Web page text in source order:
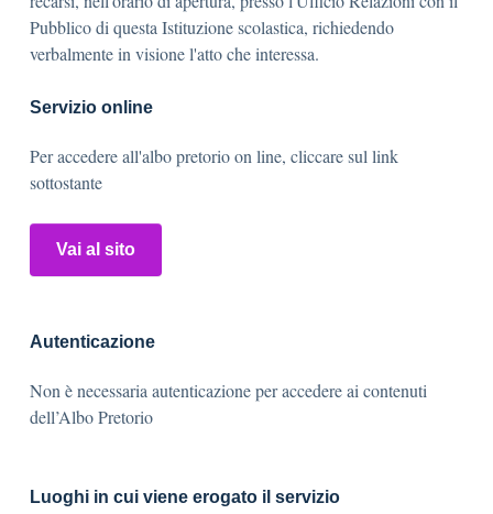
Pubblico di questa Istituzione scolastica, richiedendo
verbalmente in visione l'atto che interessa.
Servizio online
Per accedere all'albo pretorio on line, cliccare sul link
sottostante
Vai al sito
Autenticazione
Non è necessaria autenticazione per accedere ai contenuti
dell’Albo Pretorio
Luoghi in cui viene erogato il servizio